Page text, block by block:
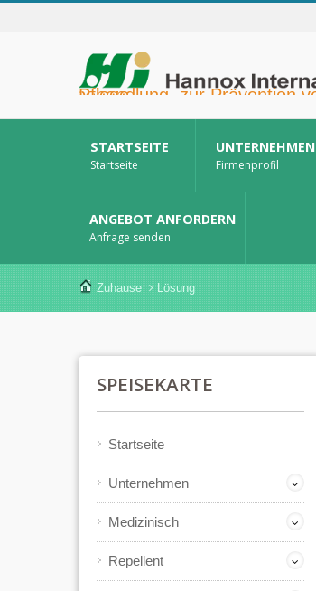
Hannox International Corp. - Wir unterstützen Importeure, Großhändler, Distributoren und Marken im Gesundheitswesen bei der Markteinführung von medikamentenfreien Wund- und Schleimhautpflegeprodukten für Mundgeschwüre, die unterstützende Krebstherapie, den Hautschutz, die Nasenschleimhautpflege und die Wundversorgung zu Hause. Darüber hinaus bieten wir ein breiteres Spektrum an Medizinprodukten zur Diabetesprävention und -behandlung, zur Prävention von durch Mücken übertragenen Krankheiten und für weitere Anwendungen im Bereich der häuslichen Pflege.
STARTSEITE
Startseite
UNTERNEHMEN
Firmenprofil
ANGEBOT ANFORDERN
Anfrage senden
Zuhause Lösung
SPEISEKARTE
Startseite
Unternehmen
Medizinisch
Repellent